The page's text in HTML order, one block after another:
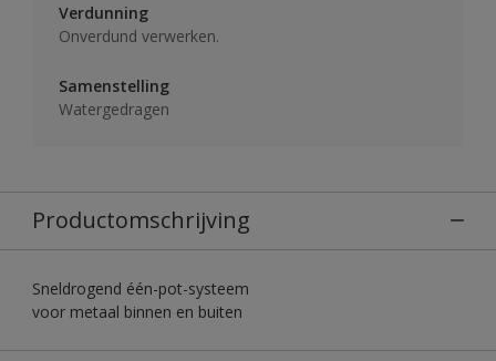
Verdunning
Onverdund verwerken.
Samenstelling
Watergedragen
Productomschrijving
Sneldrogend één-pot-systeem
voor metaal binnen en buiten